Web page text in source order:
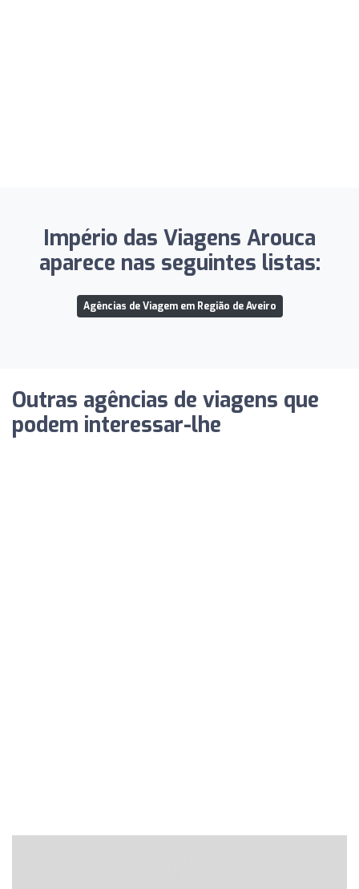
Império das Viagens Arouca
aparece nas seguintes listas:
Agências de Viagem em Região de Aveiro
Outras agências de viagens que
podem interessar-lhe